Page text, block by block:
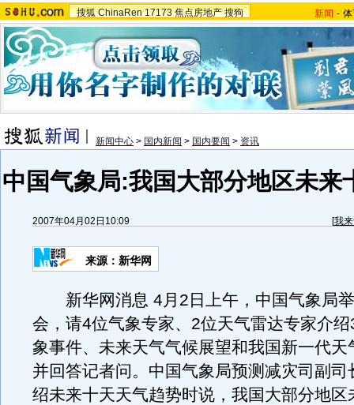
搜狐 ChinaRen 17173 焦点房地产 搜狗 新闻 -
新闻中心 > 国内新闻 > 国内要闻 > 资讯
中国气象局:我国大部分地区未来
2007年04月02日10:09 [我
来源：新华网
新华网消息 4月2日上午，中国气象局
会，请4位气象专家、2位天气雷达专家介
象事件、未来天气气候展望和我国新一代天
并回答记者问。中国气象局预测减灾司副司
绍未来十天天气趋势时说，我国大部分地区